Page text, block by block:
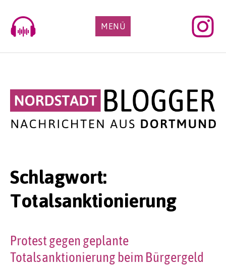
content
MENÜ
Schlagwort:
Totalsanktionierung
Protest gegen geplante
Totalsanktionierung beim Bürgergeld